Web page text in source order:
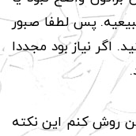
پس لطفا صبور‌
اگر نیاز بود مجددا
روش کنم این نکته